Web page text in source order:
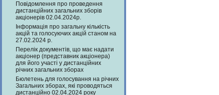
Повідомлення про проведення
дистанційних загальних зборів
акціонерів 02.04.2024р.
Інформація про загальну кількість
акцій та голосуючих акцій станом на
27.02.2024 р.
Перелік документів, що має надати
акціонер (представник акціонера)
для його участі у дистанційних
річних загальних зборах
Бюлетень для голосування на річних
Загальних зборах, які проводяться
дистанційно 02.04.2024 року